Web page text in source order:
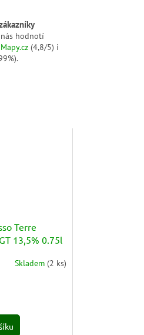
hodnotí
Mapy.cz (4,8/5) i
Terre
13,5% 0.75l
Skladem(2 ks)